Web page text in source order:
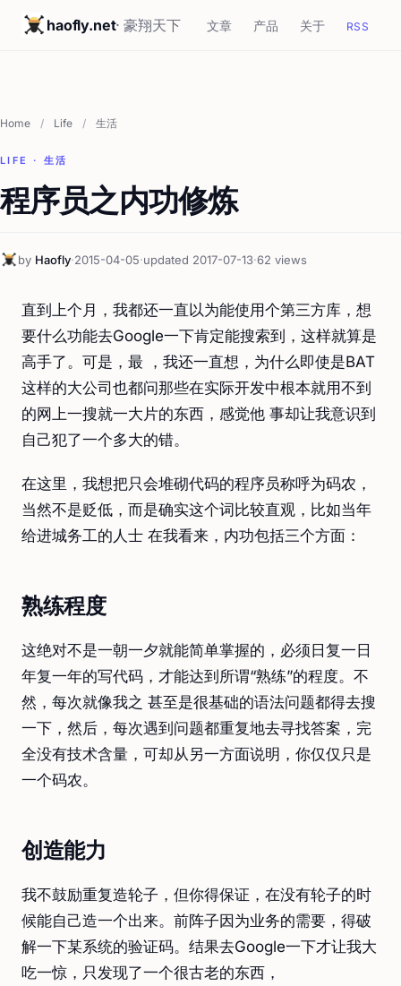
haofly.net· 豪翔天下 文章 产品 关于 RSS
Home / Life / 生活
LIFE · 生活
程序员之内功修炼
by Haofly·2015-04-05·updated 2017-07-13·62 views
直到上个月，我都还一直以为能使用个第三方库，想
要什么功能去Google一下肯定能搜索到，这样就算是
高手了。可是，最 ，我还一直想，为什么即使是BAT
这样的大公司也都问那些在实际开发中根本就用不到
的网上一搜就一大片的东西，感觉他 事却让我意识到
自己犯了一个多大的错。
在这里，我想把只会堆砌代码的程序员称呼为码农，
当然不是贬低，而是确实这个词比较直观，比如当年
给进城务工的人士 在我看来，内功包括三个方面：
熟练程度
这绝对不是一朝一夕就能简单掌握的，必须日复一日
年复一年的写代码，才能达到所谓“熟练”的程度。不
然，每次就像我之 甚至是很基础的语法问题都得去搜
一下，然后，每次遇到问题都重复地去寻找答案，完
全没有技术含量，可却从另一方面说明，你仅仅只是
一个码农。
创造能力
我不鼓励重复造轮子，但你得保证，在没有轮子的时
候能自己造一个出来。前阵子因为业务的需要，得破
解一下某系统的验证码。结果去Google一下才让我大
吃一惊，只发现了一个很古老的东西，